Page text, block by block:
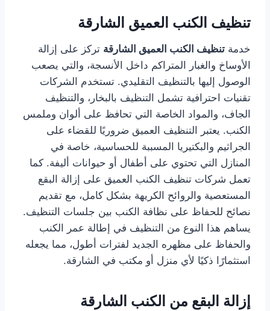
تنظيف الكنب العميق الشارقة
خدمة تنظيف الكنب العميق الشارقة تركز على إزالة
الأوساخ والغبار المتراكم داخل الأنسجة، والتي يصعب
الوصول إليها بالتنظيف التقليدي. تستخدم الشركات
تقنيات احترافية تشمل التنظيف بالبخار، والتنظيف
الجاف، والمواد الخاصة التي تحافظ على ألوان وملمس
الكنب. يعتبر التنظيف العميق ضروريًا للقضاء على
الجراثيم والبكتيريا المسببة للحساسية، خاصة في
المنازل التي تحتوي على أطفال أو حيوانات أليفة. كما
تعمل شركات تنظيف الكنب العميق على إزالة البقع
المستعصية والروائح الكريهة بشكل كامل، مع تقديم
نصائح للحفاظ على نظافة الكنب بين جلسات التنظيف.
يساهم هذا النوع من التنظيف في إطالة عمر الكنب
والحفاظ على مظهره الجديد لفترات أطول، مما يجعله
استثمارًا ذكيًا لأي منزل أو مكتب في الشارقة.
إزالة البقع من الكنب الشارقة